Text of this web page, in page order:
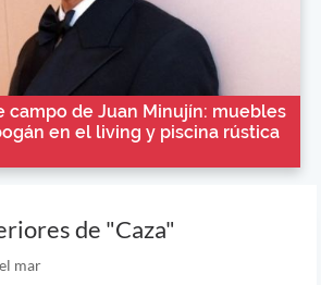
campo de Juan Minujín: muebles
en el living y piscina rústica
de "Caza"
mar